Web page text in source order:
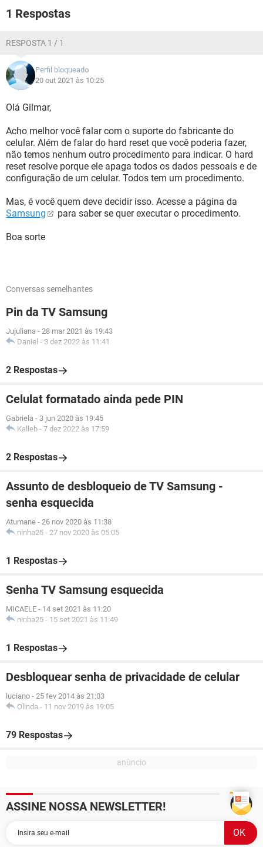
1 Respostas
RESPOSTA 1 / 1
Perfil bloqueado
20 out 2021 às 10:25
Olá Gilmar,
Acho melhor você falar com o suporte do fabricante do
celular. Além de falar do hard reset que você poderia fazer,
não temos nenhum outro procedimento para indicar. O hard
reset resolve porque ele apaga todos os dados pessoais e de
configuração de um celular. Todos tem um procedimento.
Mas, é você quem deve decidir isso. Acesse a página da
Samsung
para saber se quer executar o procedimento.
Boa sorte
Conversas semelhantes
Pin da TV Samsung
Jujuliana - 28 mar 2021 às 19:43
Daniel - 3 dez 2022 às 11:41
2 Respostas
Celulat formatado ainda pede PIN
Gabriela - 3 jun 2020 às 19:45
Kalleb - 7 dez 2022 às 17:59
2 Respostas
Assunto de desbloqueio de TV Samsung -
senha esquecida
Atumane - 26 nov 2020 às 11:38
ninha25 - 27 nov 2020 às 05:05
1 Respostas
Senha TV Samsung esquecida
MICAELE - 14 set 2021 às 11:20
ninha25 - 15 set 2021 às 11:49
1 Respostas
Desbloquear senha de privacidade de celular
luciano - 25 fev 2014 às 21:03
Olinda - 11 nov 2019 às 19:05
79 Respostas
ASSINE NOSSA NEWSLETTER!